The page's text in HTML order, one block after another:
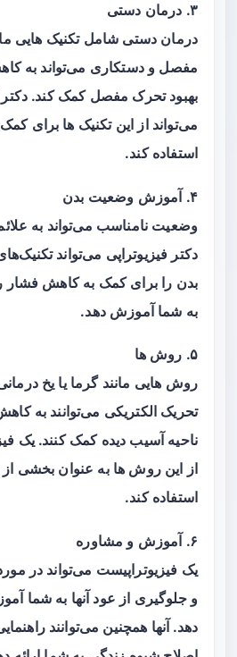
۳. درمان دستی
درمان دستی شامل تکنیک هایی
مفصل و دستکاری می‌تواند به
بهبود تحرک مفصل کمک کند.
می‌تواند از این تکنیک ها برای
استفاده کند.
۴. آموزش وضعیت بدن
وضعیت نامناسب می‌تواند به
دکتر فیزیوتراپی می‌تواند
بدن را برای کمک به کاهش
به شما آموزش دهد.
۵. روش ها
روش هایی مانند گرما یا یخ
تحریک الکتریکی می‌توانند به
ناحیه آسیب دیده کمک کنند. یک
از این روش ها به عنوان بخشی از
استفاده کند.
۶. آموزش و مشاوره
یک فیزیوتراپیست می‌تواند در
و جلوگیری از عود آنها به شما
دهد. آنها همچنین می‌توانند